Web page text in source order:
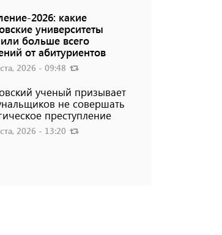
2026: какие
университеты
больше всего
от абитуриентов
2026 - 09:48
ученый призывает
не совершать
преступление
2026 - 13:20